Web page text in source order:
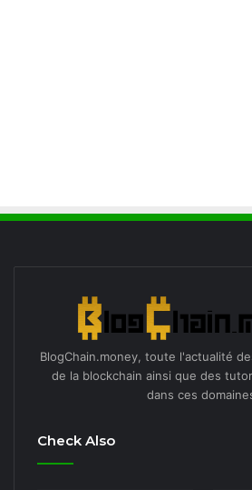
BlogChain.money, toute l'actualité
de la blockchain ainsi que des
dans ces
Check Also